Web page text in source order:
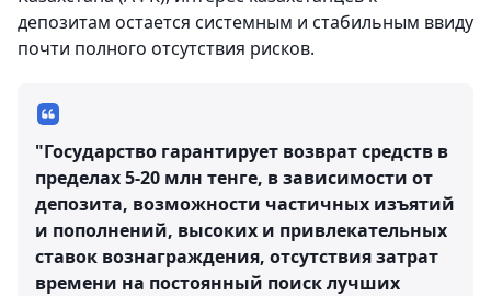
депозитам остается системным и стабильным ввиду
почти полного отсутствия рисков.
"Государство гарантирует возврат средств в
пределах 5-20 млн тенге, в зависимости от
депозита, возможности частичных изъятий
и пополнений, высоких и привлекательных
ставок вознаграждения, отсутствия затрат
времени на постоянный поиск лучших